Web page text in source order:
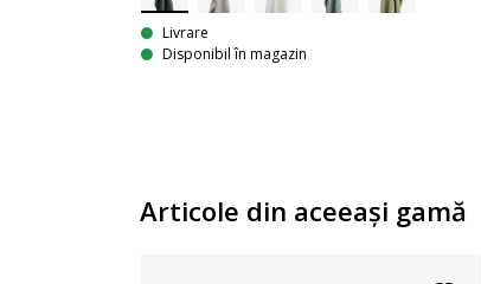
Livrare
Disponibil în magazin
Articole din aceeaşi gamă